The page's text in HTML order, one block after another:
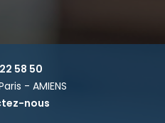
58 50
- AMIENS
nous